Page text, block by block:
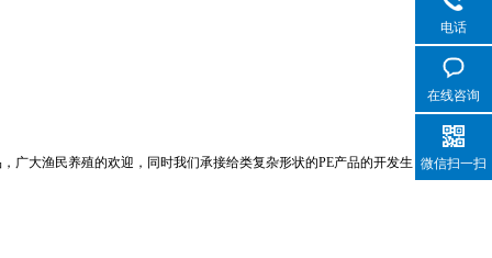
广大渔民养殖的欢迎，同时我们承接给类复杂形状的PE产品的开发生
电话
在线咨询
微信扫一扫